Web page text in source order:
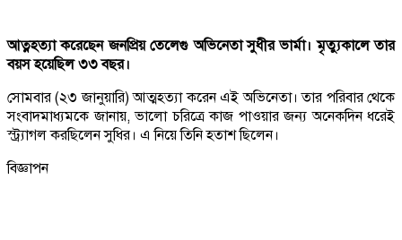
আত্নহত্যা করেছেন জনপ্রিয় তেলেগু অভিনেতা সুধীর ভার্মা। মৃত্যুকালে তার
বয়স হয়েছিল ৩৩ বছর।
সোমবার (২৩ জানুয়ারি) আত্মহত্যা করেন এই অভিনেতা। তার পরিবার থেকে
সংবাদমাধ্যমকে জানায়, ভালো চরিত্রে কাজ পাওয়ার জন্য অনেকদিন ধরেই
স্ট্র্যাগল করছিলেন সুধির। এ নিয়ে তিনি হতাশ ছিলেন।
বিজ্ঞাপন